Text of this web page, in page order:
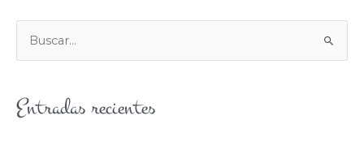
U
C
Entradas recientes